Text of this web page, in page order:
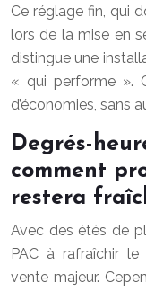
Ce réglage fin, qui
lors de la mise en
distingue une
« qui performe ».
d’économies, sans
Degrés-
comment
restera
Avec des étés de
PAC à rafraîchir
vente majeur.